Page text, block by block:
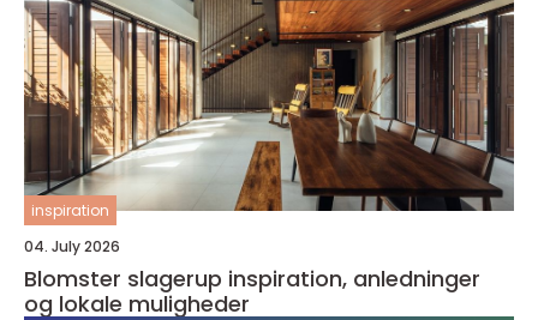
inspiration
04. July 2026
Blomster slagerup inspiration, anledninger
og lokale muligheder